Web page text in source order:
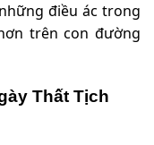
điều ác trong
trên con đường
Thất Tịch